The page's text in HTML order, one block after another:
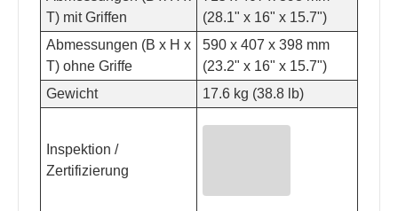
T) mit Griffen
(28.1" x 16" x 15.7")
Abmessungen (B x H x
T) ohne Griffe
590 x 407 x 398 mm
(23.2" x 16" x 15.7")
Gewicht
17.6 kg (38.8 lb)
Inspektion /
Zertifizierung